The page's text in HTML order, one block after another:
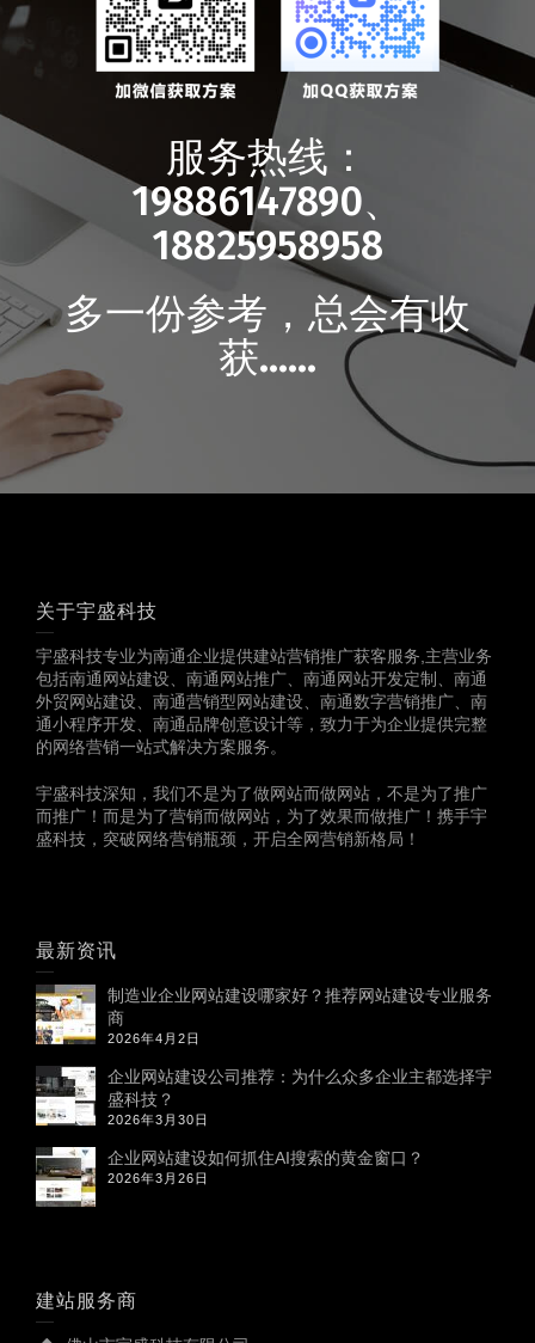
服务热线：
19886147890、
18825958958
多一份参考，总会有收
获……
关于宇盛科技
宇盛科技专业为南通企业提供建站营销推广获客服务,主营业务
包括南通网站建设、南通网站推广、南通网站开发定制、南通
外贸网站建设、南通营销型网站建设、南通数字营销推广、南
通小程序开发、南通品牌创意设计等，致力于为企业提供完整
的网络营销一站式解决方案服务。
宇盛科技深知，我们不是为了做网站而做网站，不是为了推广
而推广！而是为了营销而做网站，为了效果而做推广！携手宇
盛科技，突破网络营销瓶颈，开启全网营销新格局！
最新资讯
制造业企业网站建设哪家好？推荐网站建设专业服务
商
2026年4月2日
企业网站建设公司推荐：为什么众多企业主都选择宇
盛科技？
2026年3月30日
企业网站建设如何抓住AI搜索的黄金窗口？
2026年3月26日
建站服务商